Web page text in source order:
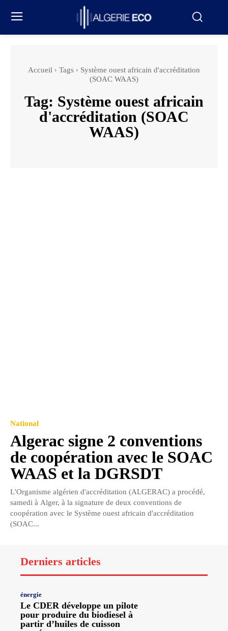
Accueil Tags
Système ouest africain d'accréditation
(SOAC WAAS)
Tag: Système ouest africain
d'accréditation (SOAC
WAAS)
National
Algerac signe 2 conventions
de coopération avec le SOAC
WAAS et la DGRSDT
L'Organisme algérien d'accréditation (ALGERAC) a procédé,
samedi à Alger, à la signature de deux conventions de
coopération avec le Système ouest africain d'accréditation
(SOAC...
Derniers articles
énergie
Le CDER développe un pilote
pour produire du biodiesel à
partir d’huiles de cuisson